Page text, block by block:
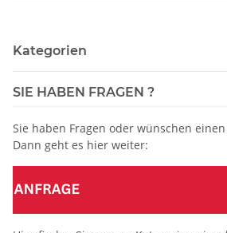
Kategorien
SIE HABEN FRAGEN ?
Sie haben Fragen oder wünschen
Dann geht es hier weiter: